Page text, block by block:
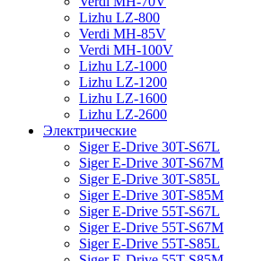
Lizhu LZ-800
Verdi MH-85V
Verdi MH-100V
Lizhu LZ-1000
Lizhu LZ-1200
Lizhu LZ-1600
Lizhu LZ-2600
Электрические
Siger E-Drive 30T-S67L
Siger E-Drive 30T-S67M
Siger E-Drive 30T-S85L
Siger E-Drive 30T-S85M
Siger E-Drive 55T-S67L
Siger E-Drive 55T-S67M
Siger E-Drive 55T-S85L